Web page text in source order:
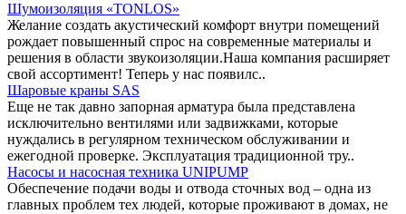
Шумоизоляция «TONLOS»
Желание создать акустический комфорт внутри помещений
рождает повышенный спрос на современные материалы и
решения в области звукоизоляции.Наша компания расширяет
свой ассортимент! Теперь у нас появилс..
Шаровые краны SAS
Еще не так давно запорная арматура была представлена
исключительно вентилями или задвижками, которые
нуждались в регулярном техническом обслуживании и
ежегодной проверке. Эксплуатация традиционной тру..
Насосы и насосная техника UNIPUMP
Обеспечение подачи воды и отвода сточных вод – одна из
главных проблем тех людей, которые проживают в домах, не